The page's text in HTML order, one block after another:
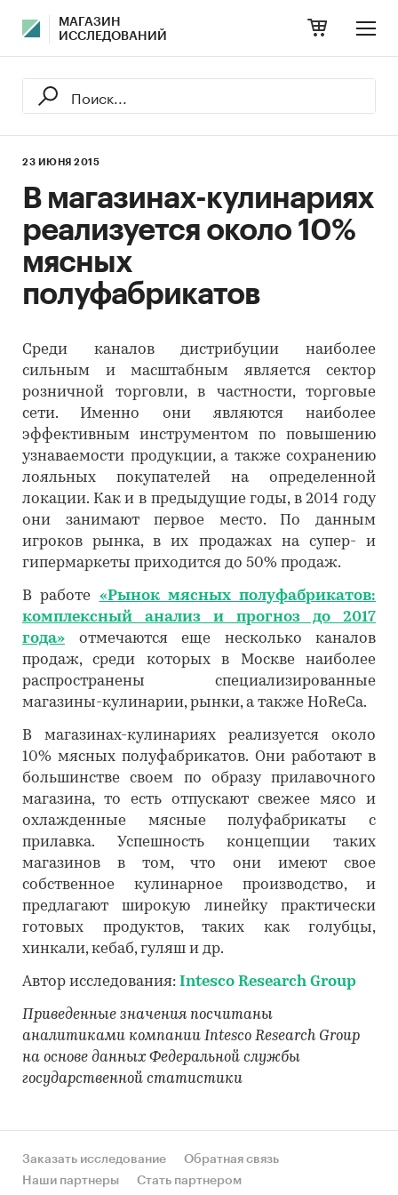
МАГАЗИН
ИССЛЕДОВАНИЙ
23 ИЮНЯ 2015
В магазинах-кулинариях
реализуется около 10%
мясных
полуфабрикатов
Среди каналов дистрибуции наиболее
сильным и масштабным является сектор
розничной торговли, в частности, торговые
сети. Именно они являются наиболее
эффективным инструментом по повышению
узнаваемости продукции, а также сохранению
лояльных покупателей на определенной
локации. Как и в предыдущие годы, в 2014 году
они занимают первое место. По данным
игроков рынка, в их продажах на супер- и
гипермаркеты приходится до 50% продаж.
В работе «Рынок мясных полуфабрикатов:
комплексный анализ и прогноз до 2017
года» отмечаются еще несколько каналов
продаж, среди которых в Москве наиболее
распространены специализированные
магазины-кулинарии, рынки, а также HoReCa.
В магазинах-кулинариях реализуется около
10% мясных полуфабрикатов. Они работают в
большинстве своем по образу прилавочного
магазина, то есть отпускают свежее мясо и
охлажденные мясные полуфабрикаты с
прилавка. Успешность концепции таких
магазинов в том, что они имеют свое
собственное кулинарное производство, и
предлагают широкую линейку практически
готовых продуктов, таких как голубцы,
хинкали, кебаб, гуляш и др.
Автор исследования: Intesco Research Group
Приведенные значения посчитаны
аналитиками компании Intesco Research Group
на основе данных Федеральной службы
государственной статистики
Заказать исследование
Обратная связь
Наши партнеры
Стать партнером